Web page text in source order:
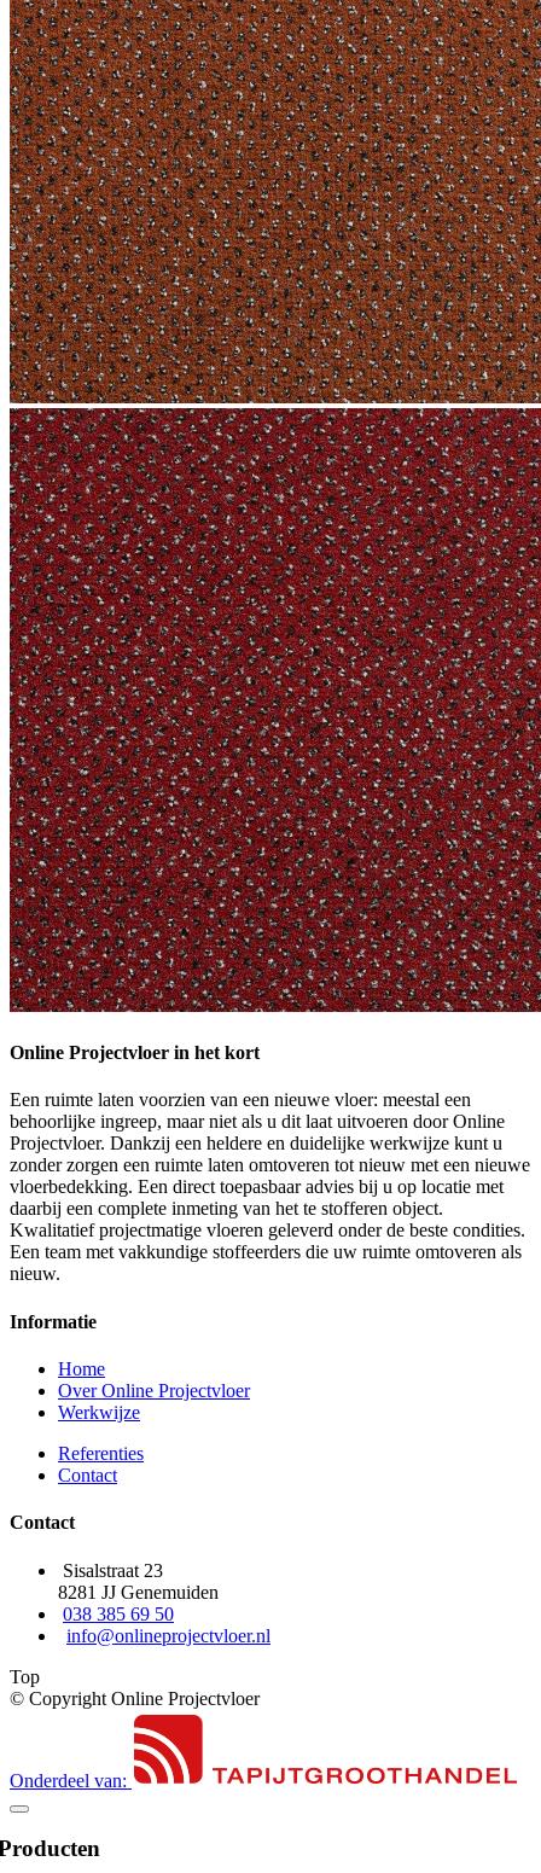
Online Projectvloer in het kort
Een ruimte laten voorzien van een nieuwe vloer: meestal een
behoorlijke ingreep, maar niet als u dit laat uitvoeren door Online
Projectvloer. Dankzij een heldere en duidelijke werkwijze kunt u
zonder zorgen een ruimte laten omtoveren tot nieuw met een nieuwe
vloerbedekking. Een direct toepasbaar advies bij u op locatie met
daarbij een complete inmeting van het te stofferen object.
Kwalitatief projectmatige vloeren geleverd onder de beste condities.
Een team met vakkundige stoffeerders die uw ruimte omtoveren als
nieuw.
Informatie
Home
Over Online Projectvloer
Werkwijze
Referenties
Contact
Contact
Sisalstraat 23
8281 JJ Genemuiden
038 385 69 50
info@onlineprojectvloer.nl
Top
© Copyright Online Projectvloer
Onderdeel van: